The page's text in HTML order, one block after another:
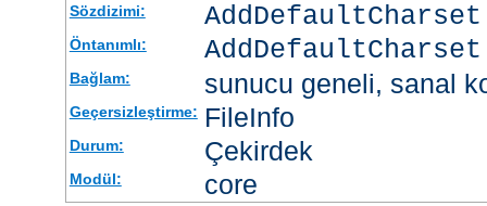
Sözdizimi:
Öntanımlı:
Bağlam: sunucu geneli, sanal
Geçersizleştirme: FileInfo
Durum: Çekirdek
Modül: core